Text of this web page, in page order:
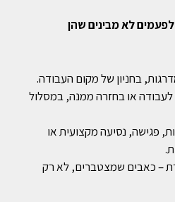
לא מבינים שהן
בחניון של מקום העבודה.
או בחזרה ממנה, במסלול
פגישה, נסיעה מקצועית או
– כאבים שמצטברים, לא רק